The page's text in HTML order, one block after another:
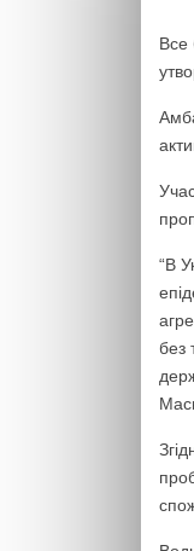
Все
“В
без